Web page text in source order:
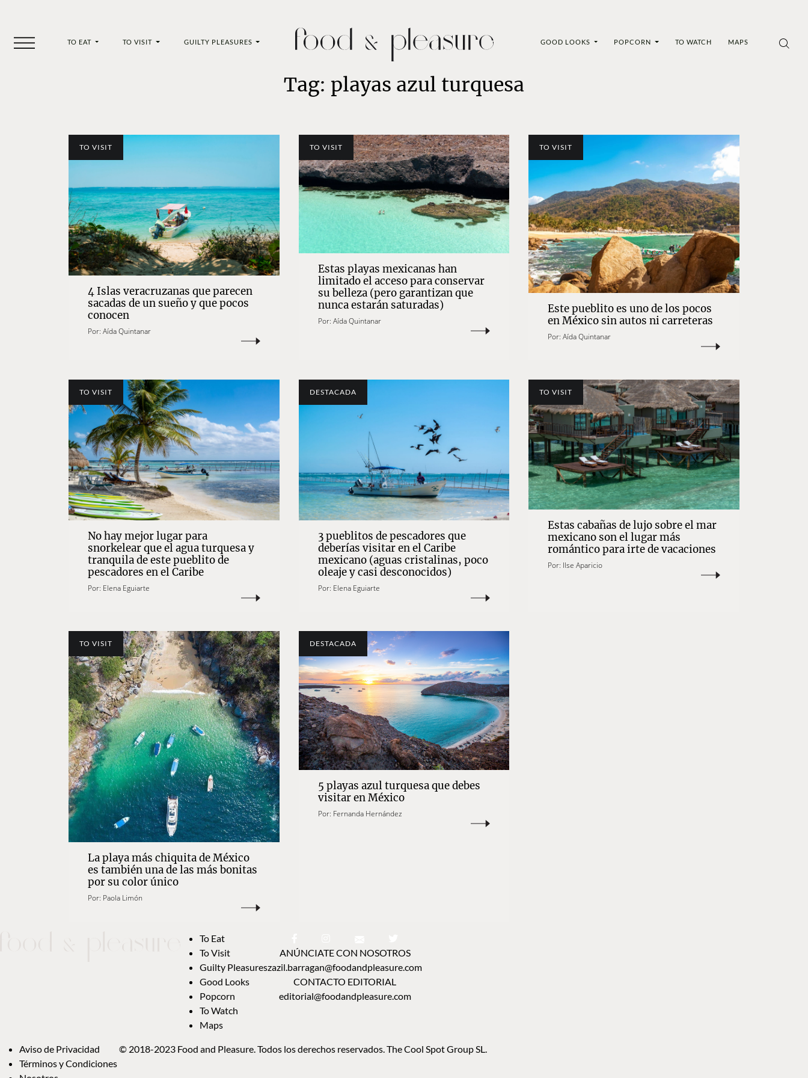
TO EAT TO VISIT GUILTY PLEASURES GOOD LOOKS POPCORN TO WATCH MAPS
Tag: playas azul turquesa
TO VISIT
4 Islas veracruzanas que parecen
sacadas de un sueño y que pocos
conocen
Por: Aída Quintanar
TO VISIT
Estas playas mexicanas han
limitado el acceso para conservar
su belleza (pero garantizan que
nunca estarán saturadas)
Por: Aída Quintanar
TO VISIT
Este pueblito es uno de los pocos
en México sin autos ni carreteras
Por:Aída Quintanar
TO VISIT
No hay mejor lugar para
snorkelear que el agua turquesa y
tranquila de este pueblito de
pescadores en el Caribe
Por: Elena Eguiarte
DESTACADA
3 pueblitos de pescadores que
deberías visitar en el Caribe
mexicano (aguas cristalinas, poco
oleaje y casi desconocidos)
Por: Elena Eguiarte
TO VISIT
Estas cabañas de lujo sobre el mar
mexicano son el lugar más
romántico para irte de vacaciones
Por: Ilse Aparicio
TO VISIT
La playa más chiquita de México
es también una de las más bonitas
por su color único
Por: Paola Limón
DESTACADA
5 playas azul turquesa que debes
visitar en México
Por: Fernanda Hernández
To Eat
To Visit
Guilty Pleasures
Good Looks
Popcorn
To Watch
Maps
ANÚNCIATE CON NOSOTROS
zazil.barragan@foodandpleasure.com
CONTACTO EDITORIAL
editorial@foodandpleasure.com
Aviso de Privacidad
Términos y Condiciones
© 2018-2023 Food and Pleasure. Todos los derechos reservados. The Cool Spot Group SL.